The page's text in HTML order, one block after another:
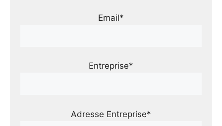
Email*
Entreprise*
Adresse Entreprise*